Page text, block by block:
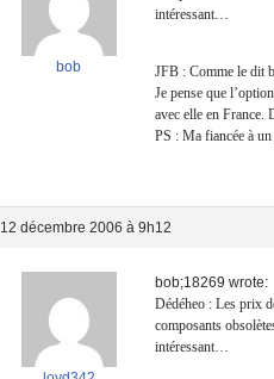
bob
intéressant…
JFB : Comme le dit
Je pense que
avec elle en France.
PS : Ma fiancée à
12 décembre 2006 à 9h12
bob;18269 wrote:
Dédéheo : Les prix
composants
intéressant…